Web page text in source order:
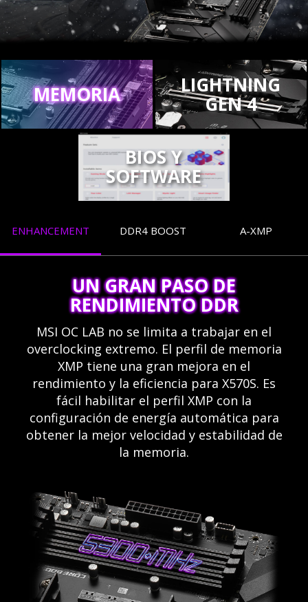
MEMORIA LIGHTNING
GEN 4
BIOS Y
SOFTWARE
ENHANCEMENT DDR4 BOOST A-XMP
UN GRAN PASO DE
RENDIMIENTO DDR
MSI OC LAB no se limita a trabajar en el
overclocking extremo. El perfil de memoria
XMP tiene una gran mejora en el
rendimiento y la eficiencia para X570S. Es
fácil habilitar el perfil XMP con la
configuración de energía automática para
obtener la mejor velocidad y estabilidad de
la memoria.